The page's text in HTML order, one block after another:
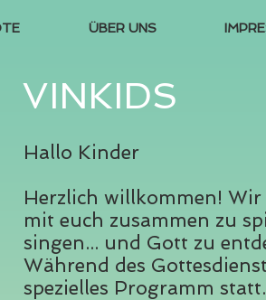
ÜBER UNS
VINKIDS
Hallo Kinder
Herzlich willkommen!
mit euch zusammen zu
singen... und Gott zu
Während des
spezielles Programm statt.